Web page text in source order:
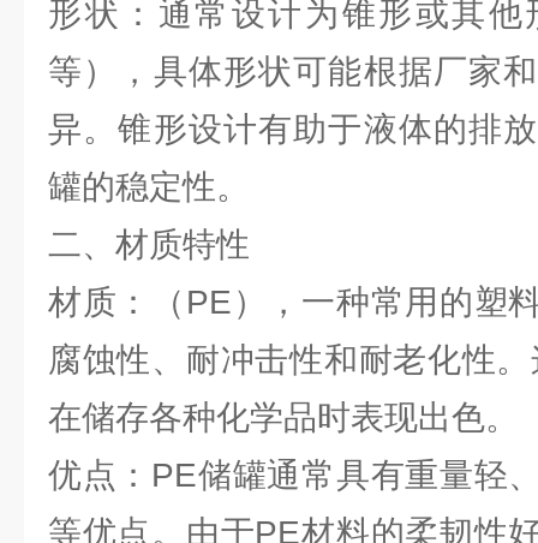
形状：通常设计为锥形或其
等），具体形状可能根据厂家
异。锥形设计有助于液体的排
罐的稳定性。
二、材质特性
材质：（PE），一种常用的塑
腐蚀性、耐冲击性和耐老化性
在储存各种化学品时表现出色。
优点：PE储罐通常具有重量轻
等优点。由于PE材料的柔韧性